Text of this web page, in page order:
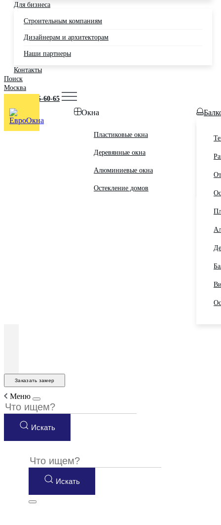
Для бизнеса
Строительным компаниям
Дизайнерам и архитекторам
Наши партнеры
Контакты
Поиск
Москва
+7 (495) 725-60-65
Окна
Пластиковые окна
Деревянные окна
Алюминиевые окна
Остекление домов
Заказать замер
Меню
Искать
Искать